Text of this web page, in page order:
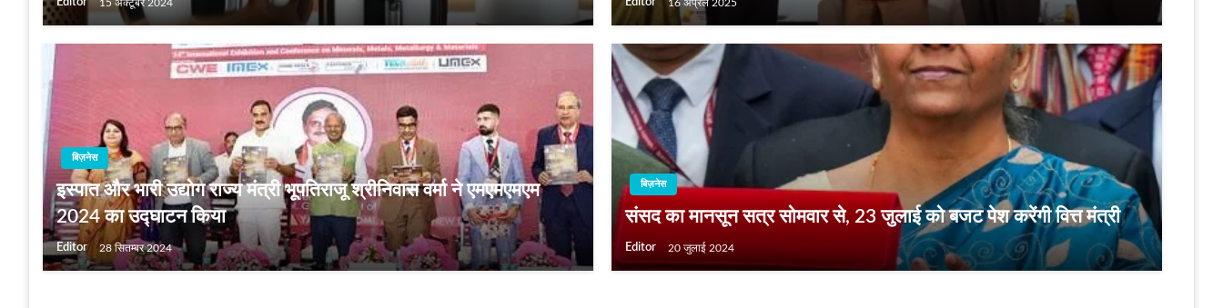
15 अक्टूबर 2024 16 अप्रैल 2025
बिज़नेस
इस्पात और भारी उद्योग राज्य मंत्री भूपतिराजू श्रीनिवास वर्मा ने एमएमएमएम
2024 का उद्घाटन किया
Editor 28 सितम्बर 2024
बिज़नेस
संसद का मानसून सत्र सोमवार से, 23 जुलाई को बजट पेश करेंगी वित्त मंत्री
Editor 20 जुलाई 2024